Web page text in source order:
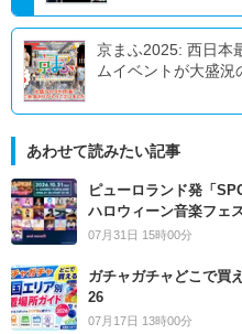
京まふ2025: 西日本
ムイベントが大盛況
あわせて読みたい記事
ピューロランド発「
ハロウィーン音楽フェ
07月31日 15時00分
ガチャガチャどこで買
26
07月17日 13時00分